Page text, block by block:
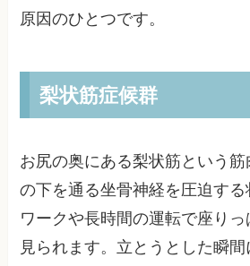
原因のひとつです。
梨状筋症候群
お尻の奥にある梨状筋という
の下を通る坐骨神経を圧迫する
ワークや長時間の運転で座りっ
見られます。立とうとした瞬